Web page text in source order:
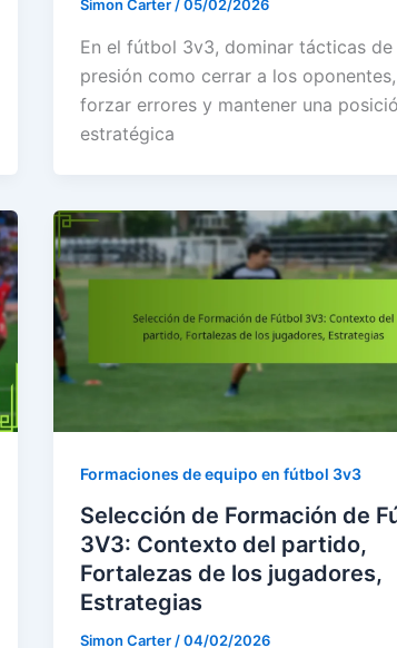
Simon Carter /05/02/2026
En el fútbol 3v3, dominar tácticas de
presión como cerrar a los oponentes,
forzar errores y mantener una
estratégica
Formaciones de equipo en fútbol 3v3
Selección de Formación de
3V3: Contexto del partido,
Fortalezas de los jugadores,
Estrategias
Simon Carter/04/02/2026